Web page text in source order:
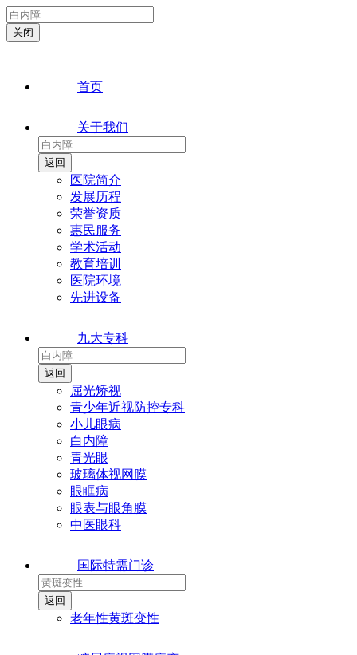
首页
关于我们
医院简介
发展历程
荣誉资质
惠民服务
学术活动
教育培训
医院环境
先进设备
九大专科
屈光矫视
青少年近视防控专科
小儿眼病
白内障
青光眼
玻璃体视网膜
眼眶病
眼表与眼角膜
中医眼科
国际特需门诊
老年性黄斑变性